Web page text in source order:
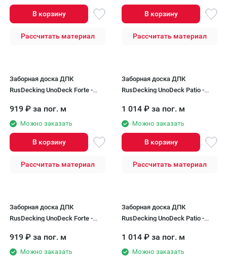
В корзину
Рассчитать материал
В корзину
Рассчитать материал
Заборная доска ДПК
RusDecking UnoDeck Forte -
919 ₽ за пог. м
Можно заказать
В корзину
Рассчитать материал
Заборная доска ДПК
RusDecking UnoDeck Patio -
1 014 ₽ за пог. м
Можно заказать
В корзину
Рассчитать материал
Заборная доска ДПК
RusDecking UnoDeck Forte -
919 ₽ за пог. м
Можно заказать
Заборная доска ДПК
RusDecking UnoDeck Patio -
1 014 ₽ за пог. м
Можно заказать